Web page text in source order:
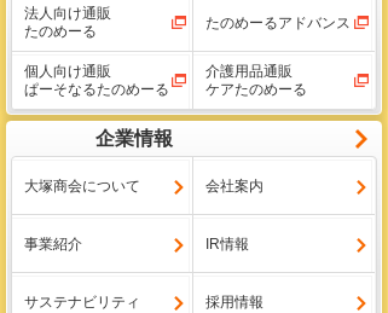
法人向け通販
たのめーる
たのめーるアドバンス
個人向け通販
ぱーそなるたのめーる
介護用品通販
ケアたのめーる
企業情報
大塚商会について 会社案内
事業紹介 IR情報
サステナビリティ 採用情報